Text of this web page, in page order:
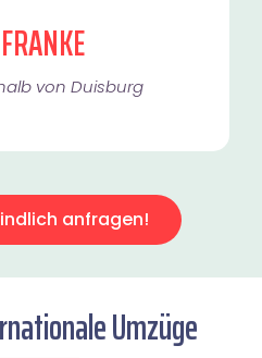
von Duisburg​
anfragen!
Umzüge